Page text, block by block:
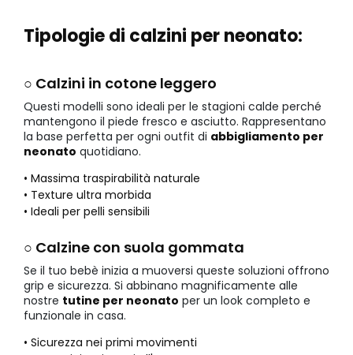
Tipologie di calzini per neonato:
○ Calzini in cotone leggero
Questi modelli sono ideali per le stagioni calde perché
mantengono il piede fresco e asciutto. Rappresentano
la base perfetta per ogni outfit di abbigliamento per
neonato quotidiano.
• Massima traspirabilità naturale
• Texture ultra morbida
• Ideali per pelli sensibili
○ Calzine con suola gommata
Se il tuo bebè inizia a muoversi queste soluzioni offrono
grip e sicurezza. Si abbinano magnificamente alle
nostre tutine per neonato per un look completo e
funzionale in casa.
• Sicurezza nei primi movimenti